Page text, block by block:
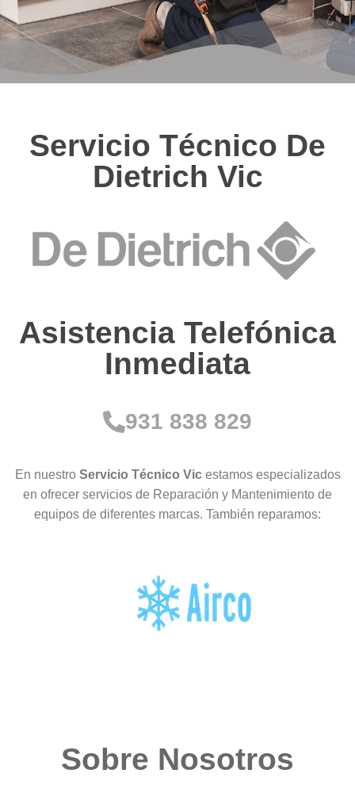
Servicio Técnico De
Dietrich Vic
Asistencia Telefónica
Inmediata
931 838 829
En nuestro Servicio Técnico Vic estamos especializados
en ofrecer servicios de Reparación y Mantenimiento de
equipos de diferentes marcas. También reparamos:
Sobre Nosotros